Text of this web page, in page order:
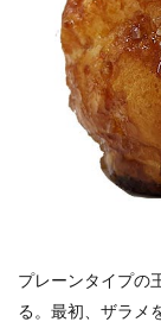
プレーンタイプの
る。最初、ザラメ